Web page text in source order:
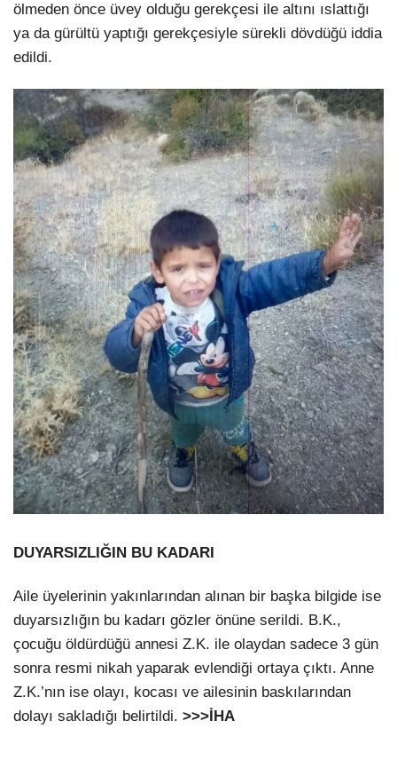
ölmeden önce üvey olduğu gerekçesi ile altını ıslattığı
ya da gürültü yaptığı gerekçesiyle sürekli dövdüğü iddia
edildi.
DUYARSIZLIĞIN BU KADARI
Aile üyelerinin yakınlarından alınan bir başka bilgide ise
duyarsızlığın bu kadarı gözler önüne serildi. B.K.,
çocuğu öldürdüğü annesi Z.K. ile olaydan sadece 3 gün
sonra resmi nikah yaparak evlendiği ortaya çıktı. Anne
Z.K.’nın ise olayı, kocası ve ailesinin baskılarından
dolayı sakladığı belirtildi. >>>İHA